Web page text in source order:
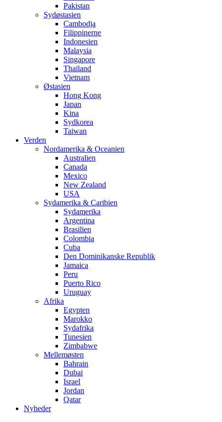
Pakistan
Sydøstasien
Cambodja
Filippinerne
Indonesien
Malaysia
Singapore
Thailand
Vietnam
Østasien
Hong Kong
Japan
Kina
Sydkorea
Taiwan
Verden
Nordamerika & Oceanien
Australien
Canada
Mexico
New Zealand
USA
Sydamerika & Caribien
Sydamerika
Argentina
Brasilien
Colombia
Cuba
Den Dominikanske Republik
Jamaica
Peru
Puerto Rico
Uruguay
Afrika
Egypten
Marokko
Sydafrika
Tunesien
Zimbabwe
Mellemøsten
Bahrain
Dubai
Israel
Jordan
Qatar
Nyheder